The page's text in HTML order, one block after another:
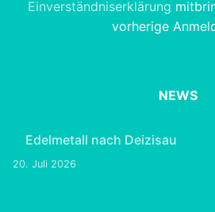
Einverständniserklärung
vorherige
NEWS
Edelmetall nach Deizisau
20. Juli 2026